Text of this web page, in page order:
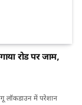
रोड पर जाम,
लॉकडाउन में परेशान